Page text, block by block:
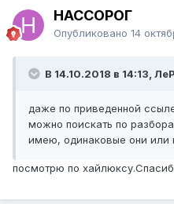
НАССОРОГ
Опубликовано 14
В 14.10.2018 в 14:13,
даже по приведенной
можно поискать по
имею, одинаковые они или
посмотрю по